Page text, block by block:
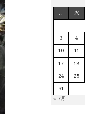
月 火
3 4
10 11
17 18
24 25
31
« 7月